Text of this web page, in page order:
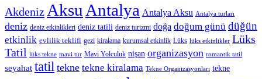
AkdenizAksuAntalya Antalya Aksu Antalya turları
deniz deniz etkinlikleri deniz tatili deniz turizmi doğa doğum günü düğün
etkinlik evlilik teklifi gezi kiralama kurumsal etkinlik Lüks lüks etkinlikler Lüks
Tatil lüks tekne mavi tur Mavi Yolculuk nişan organizasyon romantik tatil
seyahat tatil tekne tekne kiralama Tekne Organizasyonları tekne